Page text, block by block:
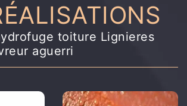
toiture Lignieres
aguerri